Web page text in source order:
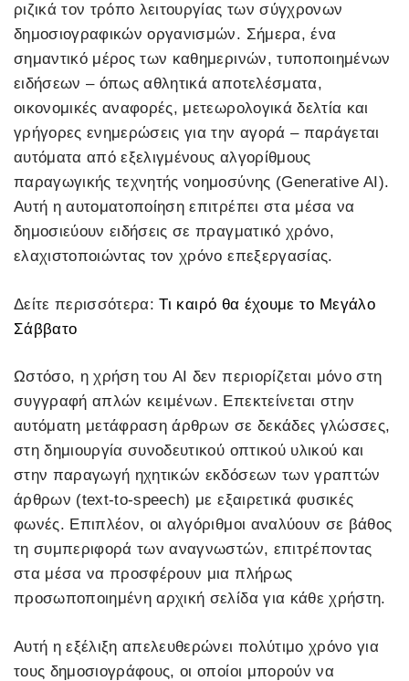
ριζικά τον τρόπο λειτουργίας των σύγχρονων
δημοσιογραφικών οργανισμών. Σήμερα, ένα
σημαντικό μέρος των καθημερινών, τυποποιημένων
ειδήσεων – όπως αθλητικά αποτελέσματα,
οικονομικές αναφορές, μετεωρολογικά δελτία και
γρήγορες ενημερώσεις για την αγορά – παράγεται
αυτόματα από εξελιγμένους αλγορίθμους
παραγωγικής τεχνητής νοημοσύνης (Generative AI).
Αυτή η αυτοματοποίηση επιτρέπει στα μέσα να
δημοσιεύουν ειδήσεις σε πραγματικό χρόνο,
ελαχιστοποιώντας τον χρόνο επεξεργασίας.
Δείτε περισσότερα:Τι καιρό θα έχουμε το Μεγάλο
Σάββατο
Ωστόσο, η χρήση του AI δεν περιορίζεται μόνο στη
συγγραφή απλών κειμένων. Επεκτείνεται στην
αυτόματη μετάφραση άρθρων σε δεκάδες γλώσσες,
στη δημιουργία συνοδευτικού οπτικού υλικού και
στην παραγωγή ηχητικών εκδόσεων των γραπτών
άρθρων (text-to-speech) με εξαιρετικά φυσικές
φωνές. Επιπλέον, οι αλγόριθμοι αναλύουν σε βάθος
τη συμπεριφορά των αναγνωστών, επιτρέποντας
στα μέσα να προσφέρουν μια πλήρως
προσωποποιημένη αρχική σελίδα για κάθε χρήστη.
Αυτή η εξέλιξη απελευθερώνει πολύτιμο χρόνο για
τους δημοσιογράφους, οι οποίοι μπορούν να